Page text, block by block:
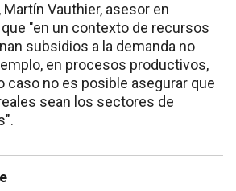
Martín Vauthier, asesor en
"en un contexto de recursos
subsidios a la demanda no
en procesos productivos,
caso no es posible asegurar que
sean los sectores de